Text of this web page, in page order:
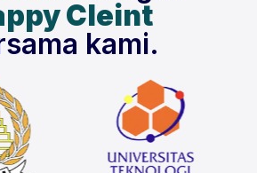
Cleint
kami.